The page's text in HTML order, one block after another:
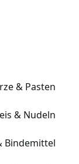
& Pasten
& Nudeln
Bindemittel